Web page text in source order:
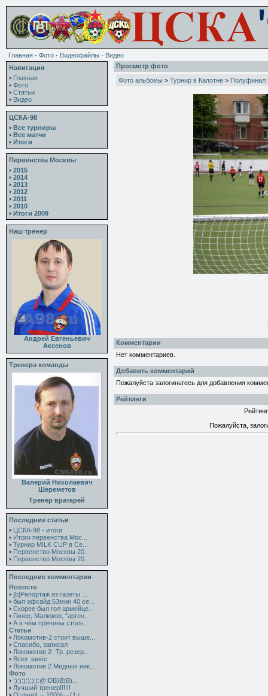
Главная · Фото · Видеофайлы · Видео
Навигация
Главная
Фото
Статьи
Видео
ЦСКА-98
Все турниры
Все матчи
Итоги
Первенства Москвы
2015
2014
2013
2012
2011
2010
Итоги 2009
Наш тренер
Андрей Евгеньевич
Аксенов
Тренера команды
Валерий Николаевич
Шереметов
Тренер вратарей
Последние статьи
ЦСКА-98 - итоги
Итоги первенства Мос...
Турнир MILK CUP в Се...
Первенство Москвы 20...
Первенство Москвы 20...
Последние комментарии
Новости
[b]Репортаж из газеты ...
был офсайд 53мин 40 се...
Скорее был гол армейце...
Гинер, Малюков, "арген...
А в чём причины столь ...
Статьи
Локомотив-2 стоит выше...
Спасибо, записал
Локомотив 2- Тр. резер...
Всех занёс
Локомотив 2 Медных ник...
Фото
:):):):);):|:@:DB)B)B)...
Лучший тренер!!!!!!
Просмотр фото
Фото альбомы > Турнир в Капотне >
Комментарии
Нет комментариев.
Добавить комментарий
Пожалуйста залогиньтесь для добавления
Рейтинги
Пожалуйста,